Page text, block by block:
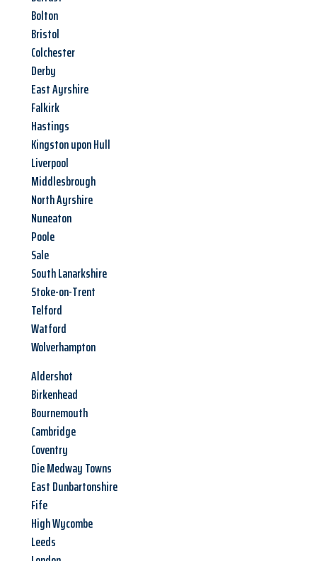
Bolton
Bristol
Colchester
Derby
East Ayrshire
Falkirk
Hastings
Kingston upon Hull
Liverpool
Middlesbrough
North Ayrshire
Nuneaton
Poole
Sale
South Lanarkshire
Stoke-on-Trent
Telford
Watford
Wolverhampton
Aldershot
Birkenhead
Bournemouth
Cambridge
Coventry
Die Medway Towns
East Dunbartonshire
Fife
High Wycombe
Leeds